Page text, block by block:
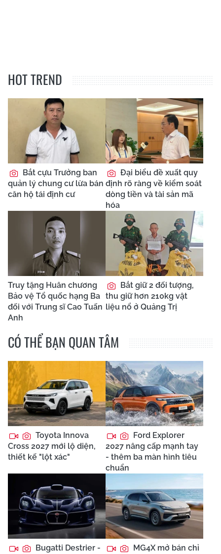
HOT TREND
Bắt cựu Trưởng ban
quản lý chung cư lừa bán
căn hộ tái định cư
Đại biểu đề xuất quy
định rõ ràng về kiểm soát
dòng tiền và tài sản mã
hóa
Truy tặng Huân chương
Bảo vệ Tổ quốc hạng Ba
đối với Trung sĩ Cao Tuấn
Anh
Bắt giữ 2 đối tượng,
thu giữ hơn 210kg vật
liệu nổ ở Quảng Trị
CÓ THỂ BẠN QUAN TÂM
Toyota Innova
Cross 2027 mới lộ diện,
thiết kế "lột xác"
Ford Explorer
2027 nâng cấp mạnh tay
- thêm ba màn hình tiêu
chuẩn
Bugatti Destrier -
MG4X mở bán chỉ